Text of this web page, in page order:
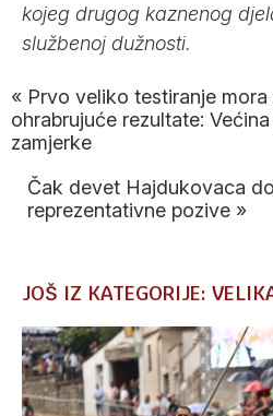
kojeg drugog kaznenog
službenoj dužnosti.
« Prvo veliko testiranje mora
ohrabrujuće rezultate:
zamjerke
Čak devet Hajdukovaca
reprezentativne pozive »
JOŠ IZ KATEGORIJE: